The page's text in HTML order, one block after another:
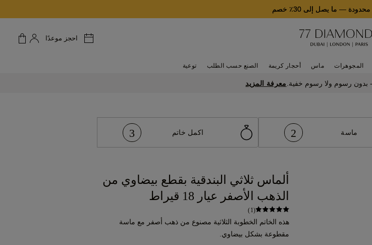
— ما يصل إلى 30٪ خصم
احجز موعدًا
المجوهرات ماس أحجار كريمة الصنع حسب الطلب توعية
رسوم ولا رسوم خفية. معرفة المزيد
2 ماسة 3 اكمل خاتم
ألماس ثلاثي البندقية بقطع بيضاوي من
الذهب الأصفر عيار 18 قيراط
(1)
هذه الخاتم الخطوبة الثلاثية مصنوع من ذهب أصفر مع ماسة
مقطوعة بشكل بيضاوي.